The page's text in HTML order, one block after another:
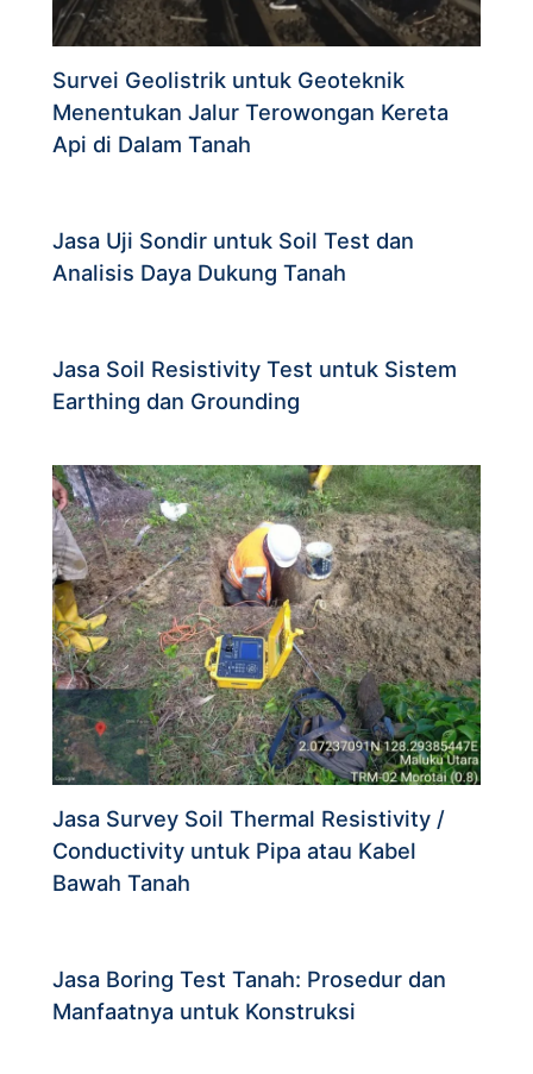
Survei Geolistrik untuk Geoteknik
Menentukan Jalur Terowongan Kereta
Api di Dalam Tanah
Jasa Uji Sondir untuk Soil Test dan
Analisis Daya Dukung Tanah
Jasa Soil Resistivity Test untuk Sistem
Earthing dan Grounding
Jasa Survey Soil Thermal Resistivity /
Conductivity untuk Pipa atau Kabel
Bawah Tanah
Jasa Boring Test Tanah: Prosedur dan
Manfaatnya untuk Konstruksi